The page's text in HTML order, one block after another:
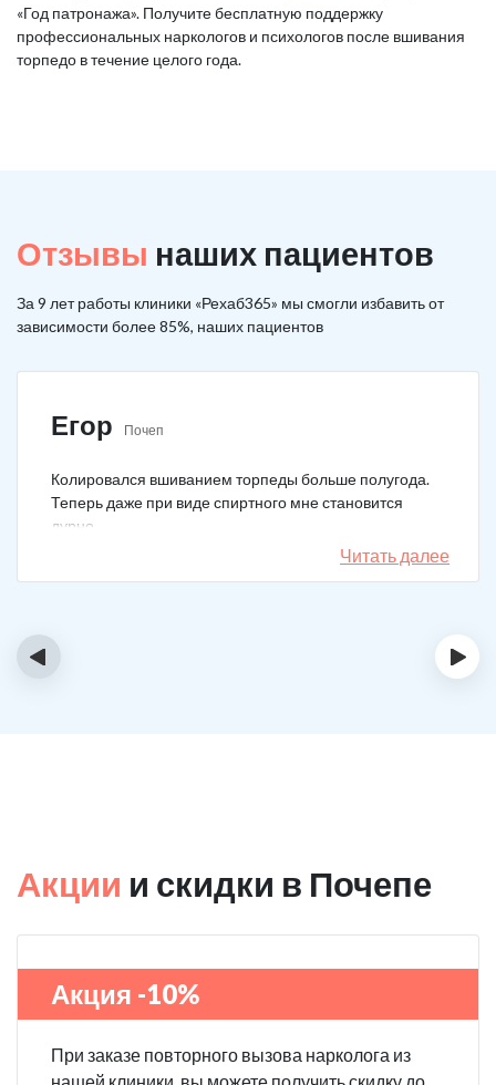
«Год патронажа». Получите бесплатную поддержку
профессиональных наркологов и психологов после вшивания
торпедо в течение целого года.
Отзывы наших пациентов
За 9 лет работы клиники «Рехаб365» мы смогли избавить от
зависимости более 85%, наших пациентов
Егор Почеп
Колировался вшиванием торпеды больше полугода.
Теперь даже при виде спиртного мне становится
дурно.
Читать далее
‹ ›
Акции и скидки в Почепе
Акция -10%
При заказе повторного вызова нарколога из